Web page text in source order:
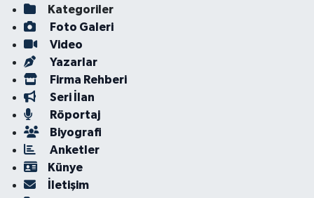
Kategoriler
Foto Galeri
Video
Yazarlar
Firma Rehberi
Seri İlan
Röportaj
Biyografi
Anketler
Künye
İletişim